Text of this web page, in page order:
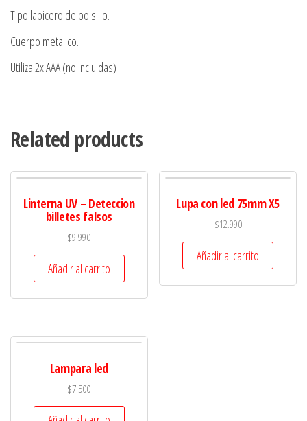
Tipo lapicero de bolsillo.
Cuerpo metalico.
Utiliza 2x AAA (no incluidas)
Related products
Linterna UV – Deteccion
billetes falsos
$9.990
Añadir al carrito
Lupa con led 75mm X5
$12.990
Añadir al carrito
Lampara led
$7.500